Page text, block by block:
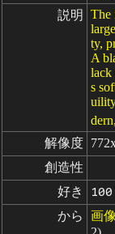
説明
The
ty,
A
lack
s
解像度
創造性
好き
100
から 画